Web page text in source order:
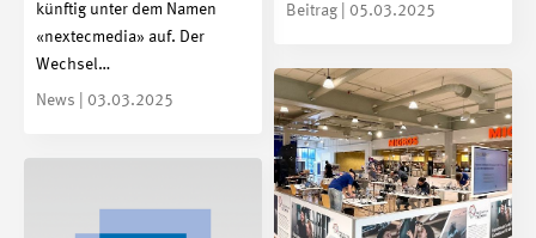
Beitrag | 05.03.2025
künftig unter dem Namen
«nextecmedia» auf. Der
Wechsel…
News | 03.03.2025